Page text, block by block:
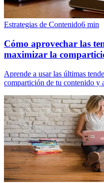
Estrategias de Contenido6 min
Cómo aprovechar las
maximizar la
Aprende a usar las últimas
compartición de tu contenido y